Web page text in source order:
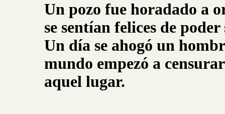
Un pozo fue horadado a
se sentían felices de
Un día se ahogó un
mundo empezó a
aquel lugar.